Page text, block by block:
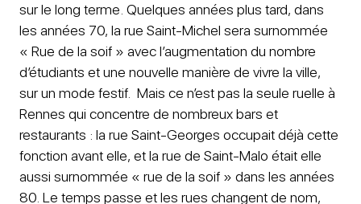
sur le long terme. Quelques années plus tard, dans
les années 70, la rue Saint-Michel sera surnommée
« Rue de la soif » avec l’augmentation du nombre
d’étudiants et une nouvelle manière de vivre la ville,
sur un mode festif. Mais ce n’est pas la seule ruelle à
Rennes qui concentre de nombreux bars et
restaurants : la rue Saint-Georges occupait déjà cette
fonction avant elle, et la rue de Saint-Malo était elle
aussi surnommée « rue de la soif » dans les années
80. Le temps passe et les rues changent de nom,